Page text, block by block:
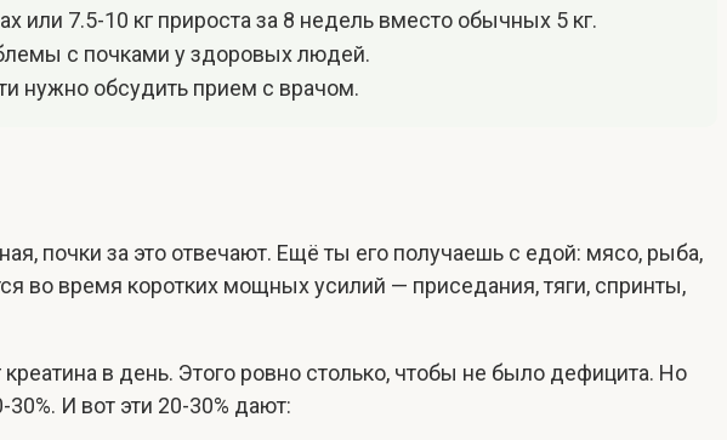
7.5-10 кг прироста за 8 недель вместо обычных 5 кг.
с почками у здоровых людей.
нужно обсудить прием с врачом.
почки за это отвечают. Ещё ты его получаешь с едой: мясо, рыба,
во время коротких мощных усилий — приседания, тяги, спринты,
в день. Этого ровно столько, чтобы не было дефицита. Но
И вот эти 20-30% дают: